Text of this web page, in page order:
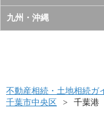
福島県
栃木県
石川県
静岡県
兵庫県
和歌山県
島根県
山口県
徳島県
高知県
九州・沖縄
長崎県
不動産相続・土地相続ガ
千葉市中央区
千葉港